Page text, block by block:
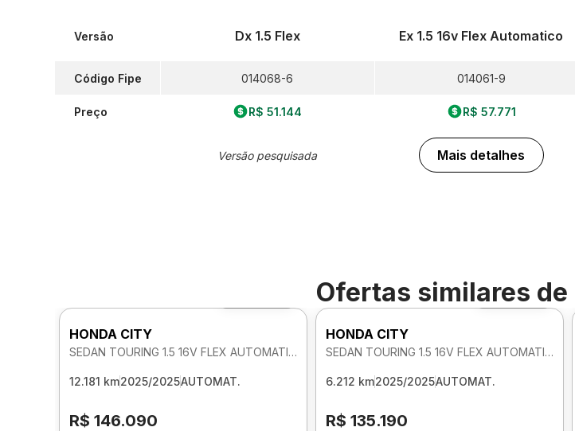
Versão
Código Fipe
Preço
Dx 1.5 Flex
014068-6
R$ 51.144
Versão pesquisada
Ex 1.5 16v Flex Automatico
014061-9
R$ 57.771
Mais detalhes
Ofertas similares de
HONDA CITY
SEDAN TOURING 1.5 16V FLEX AUTOMATICO
12.181 km2025/2025AUTOMAT.
R$ 146.090
Foto 360º
HONDA CITY
SEDAN TOURING 1.5 16V FLEX AUTOMATICO
6.212 km2025/2025AUTOMAT.
R$ 135.190